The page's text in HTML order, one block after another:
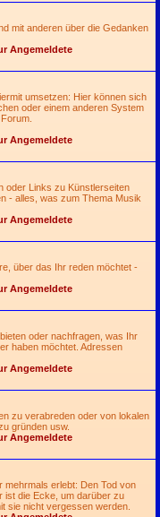
mit anderen über die Gedanken
Angemeldete
umsetzen: Hier können sich
oder einem anderen System
Angemeldete
oder Links zu Künstlerseiten
- alles, was zum Thema Musik
Angemeldete
über das Ihr reden möchtet -
Angemeldete
oder nachfragen, was Ihr
haben möchtet. Adressen
Angemeldete
zu verabreden oder von lokalen
gründen usw.
Angemeldete
mehrmals erlebt: Den Tod von
ist die Ecke, um darüber zu
sie nicht vergessen werden.